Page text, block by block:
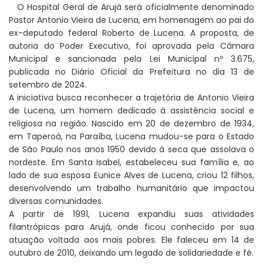
O Hospital Geral de Arujá será oficialmente denominado
Pastor Antonio Vieira de Lucena, em homenagem ao pai do
ex-deputado federal Roberto de Lucena. A proposta, de
autoria do Poder Executivo, foi aprovada pela Câmara
Municipal e sancionada pela Lei Municipal nº 3.675,
publicada no Diário Oficial da Prefeitura no dia 13 de
setembro de 2024.
A iniciativa busca reconhecer a trajetória de Antonio Vieira
de Lucena, um homem dedicado à assistência social e
religiosa na região. Nascido em 20 de dezembro de 1934,
em Taperoá, na Paraíba, Lucena mudou-se para o Estado
de São Paulo nos anos 1950 devido à seca que assolava o
nordeste. Em Santa Isabel, estabeleceu sua família e, ao
lado de sua esposa Eunice Alves de Lucena, criou 12 filhos,
desenvolvendo um trabalho humanitário que impactou
diversas comunidades.
A partir de 1991, Lucena expandiu suas atividades
filantrópicas para Arujá, onde ficou conhecido por sua
atuação voltada aos mais pobres. Ele faleceu em 14 de
outubro de 2010, deixando um legado de solidariedade e fé.